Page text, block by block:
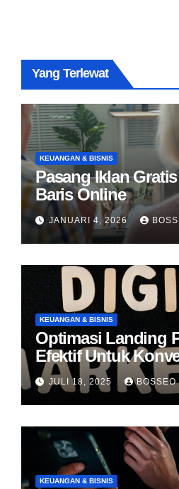
Yang Terlewat
KEUANGAN & BISNIS
Pasang Iklan
Baris Online
JANUARI 4, 2026
KEUANGAN & BISNIS
Optimasi Landing
Efektif Untuk
JULI 18, 2025 BOSSEO
KEUANGAN & BISNIS